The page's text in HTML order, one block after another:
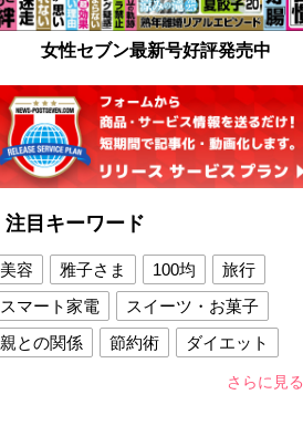
女性セブン最新号好評発売中
注目キーワード
美容 雅子さま 100均
旅行
スマート家電
スイーツ・お菓子
親との関係
節約術
ダイエット
さらに見る